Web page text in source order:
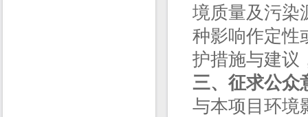
境质量及污染
种影响作定性
护措施与建议
三、征求公众
与本项目环境